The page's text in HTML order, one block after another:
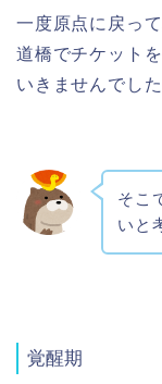
一度原点に戻っ
道橋でチケット
いきませんでした
そこ
いと
覚醒期